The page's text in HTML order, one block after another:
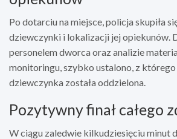
Po dotarciu na miejsce, policja skupiła
dziewczynki i lokalizacji jej opiekunów.
personelem dworca oraz analizie
monitoringu, szybko ustalono, z
dziewczynka została oddzielona.
Pozytywny finał całego
W ciągu zaledwie kilkudziesięciu minut